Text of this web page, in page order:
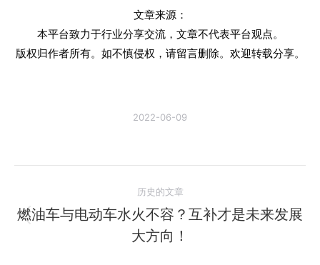
文章来源：
本平台致力于行业分享交流，文章不代表平台观点。
版权归作者所有。如不慎侵权，请留言删除。欢迎转载分享。
2022-06-09
章
历史的文章
历
史
燃油车与电动车水火不容？互补才是未来发展
大方向！